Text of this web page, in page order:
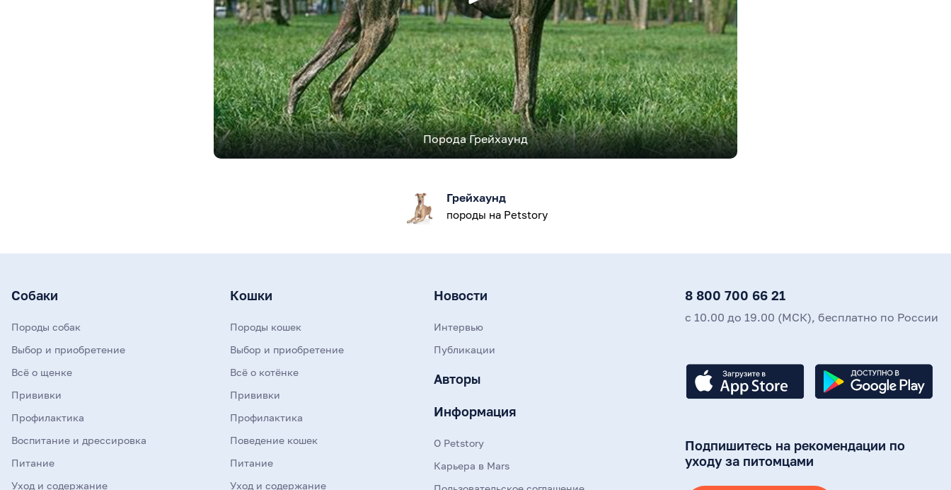
Порода Грейхаунд
Грейхаунд
породы на Petstory
Собаки
Породы собак
Выбор и приобретение
Всё о щенке
Прививки
Профилактика
Воспитание и дрессировка
Питание
Уход и содержание
Кошки
Породы кошек
Выбор и приобретение
Всё о котёнке
Прививки
Профилактика
Поведение кошек
Питание
Уход и содержание
Новости
Интервью
Публикации
Авторы
Информация
О Petstory
Карьера в Mars
8 800 700 66 21
с 10.00 до 19.00 (МСК), бесплатно по России
Подпишитесь на рекомендации по
уходу за питомцами